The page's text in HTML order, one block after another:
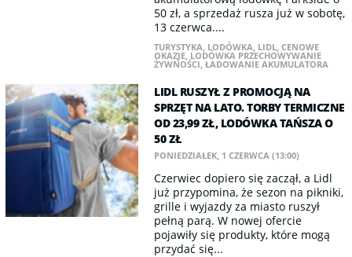
50 zł, a sprzedaż rusza już w sobotę,
13 czerwca....
TURYSTYKA, LODÓWKA, LIDL,CENOWE
OKAZJE, LODÓWKA PRZECHOWYWANIE
ŻYWNOŚCI,ŁADOWANIE AKUMULATORA
LIDL RUSZYŁ Z PROMOCJĄ NA
SPRZĘT NA LATO. TORBY TERMICZNE
OD 23,99 ZŁ, LODÓWKA TAŃSZA O
50 ZŁ
PONIEDZIAŁEK, 1 CZERWCA (13:00)
Czerwiec dopiero się zaczął, a Lidl
już przypomina, że sezon na pikniki,
grille i wyjazdy za miasto ruszył
pełną parą. W nowej ofercie
pojawiły się produkty, które mogą
przydać się...